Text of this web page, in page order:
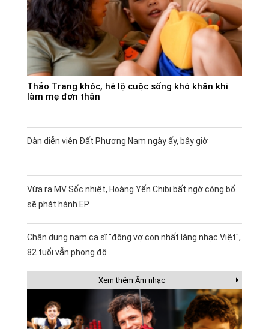
Thảo Trang khóc, hé lộ cuộc sống khó khăn khi
làm mẹ đơn thân
Dàn diễn viên Đất Phương Nam ngày ấy, bây giờ
Vừa ra MV Sốc nhiệt, Hoàng Yến Chibi bất ngờ công bố
sẽ phát hành EP
Chân dung nam ca sĩ "đông vợ con nhất làng nhạc Việt",
82 tuổi vẫn phong độ
Xem thêm Âm nhạc